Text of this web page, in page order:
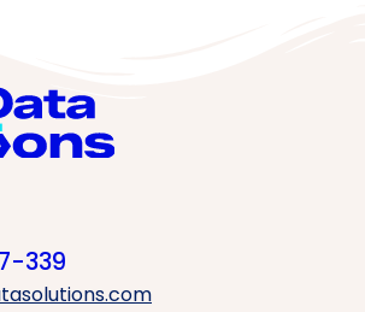
339